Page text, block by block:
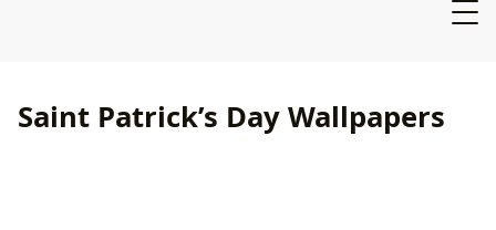
Saint Patrick’s Day Wallpapers